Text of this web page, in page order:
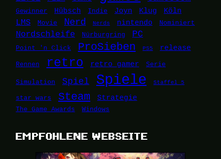
Gewinner Hübsch Indie Joyn Klug Köln
LMS Movie Nerd Nerds nintendo Nominiert
Nordschleife Nürburgring PC
Point 'n Click ProSieben PS5 release
Rennen retro retro gamer Serie
Simulation Spiel Spiele Staffel 5
star wars Steam Strategie
The Game Awards Windows
EMPFOHLENE WEBSEITE